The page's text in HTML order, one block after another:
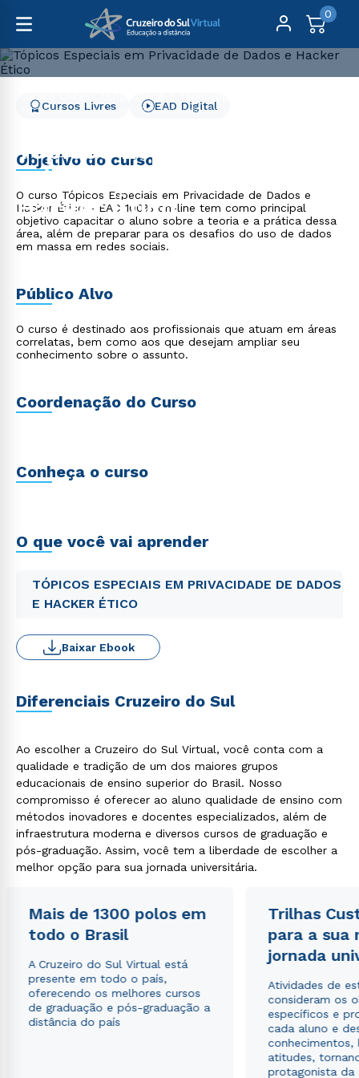
0
Tópicos Especiais em Privacidade de Dados e Hacker
Tópicos Especiais em
Privacidade de Dados e
Hacker Ético
Cursos Livres EAD Digital
Objetivo do curso
O curso Tópicos Especiais em Privacidade de Dados e
Hacker Ético - EAD 100% on-line tem como principal
objetivo capacitar o aluno sobre a teoria e a prática dessa
área, além de preparar para os desafios do uso de dados
em massa em redes sociais.
Público Alvo
O curso é destinado aos profissionais que atuam em áreas
correlatas, bem como aos que desejam ampliar seu
conhecimento sobre o assunto.
Coordenação do Curso
Conheça o curso
O que você vai aprender
TÓPICOS ESPECIAIS EM PRIVACIDADE DE DADOS
E HACKER ÉTICO
Baixar Ebook
Diferenciais Cruzeiro do Sul
Ao escolher a Cruzeiro do Sul Virtual, você conta com a
qualidade e tradição de um dos maiores grupos
educacionais de ensino superior do Brasil. Nosso
compromisso é oferecer ao aluno qualidade de ensino com
métodos inovadores e docentes especializados, além de
infraestrutura moderna e diversos cursos de graduação e
pós-graduação. Assim, você tem a liberdade de escolher a
melhor opção para sua jornada universitária.
Mais de 1300 polos em
todo o Brasil
A Cruzeiro do Sul Virtual está
presente em todo o país,
oferecendo os melhores cursos
de graduação e pós-graduação a
distância do país
Trilhas
para a sua
jornada
Atividades de
consideram os
específicos e
cada aluno e
conhecimentos,
atitudes,
protagonista da